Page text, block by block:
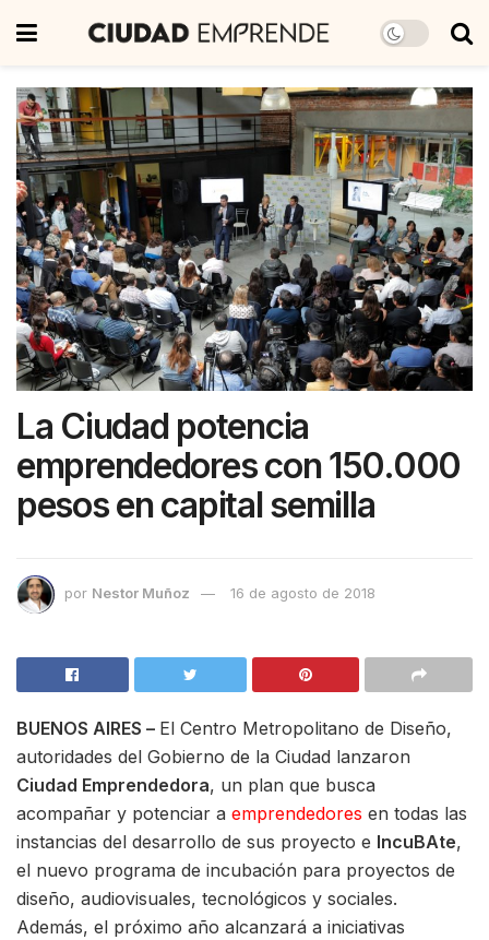
La Ciudad potencia
emprendedores con 150.000
pesos en capital semilla
por Nestor Muñoz 16 de agosto de 2018
BUENOS AIRES – El Centro Metropolitano de Diseño,
autoridades del Gobierno de la Ciudad lanzaron
Ciudad Emprendedora, un plan que busca
acompañar y potenciar a emprendedores en todas las
instancias del desarrollo de sus proyecto e IncuBAte,
el nuevo programa de incubación para proyectos de
diseño, audiovisuales, tecnológicos y sociales.
Además, el próximo año alcanzará a iniciativas